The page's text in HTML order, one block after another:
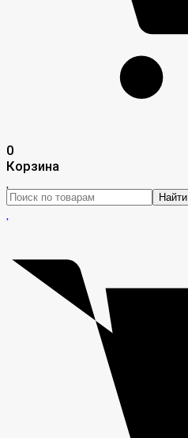
0
Корзина
Найти